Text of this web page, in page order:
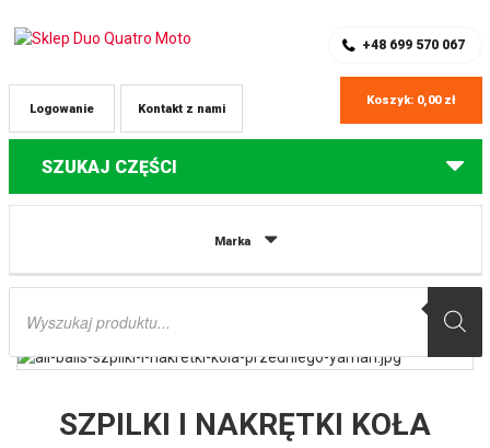
+48 699 570 067
Kontakt z nami
Logowanie
Koszyk: 0,00 zł
SZUKAJ CZĘŚCI
Marka
Wyszukiwarka
Części do quadów Yamaha
TYLNEGO YAMAHA YFM660 GRIZZLY 02-08 ALL BALLS
SZPILKI I NAKRĘTKI KOŁA